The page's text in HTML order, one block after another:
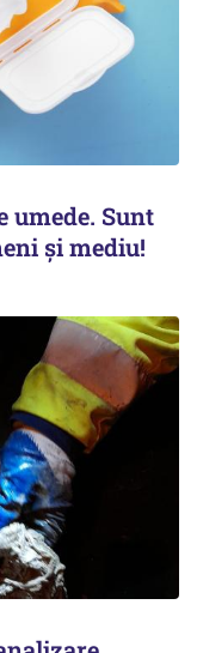
umede. Sunt
şi mediu!